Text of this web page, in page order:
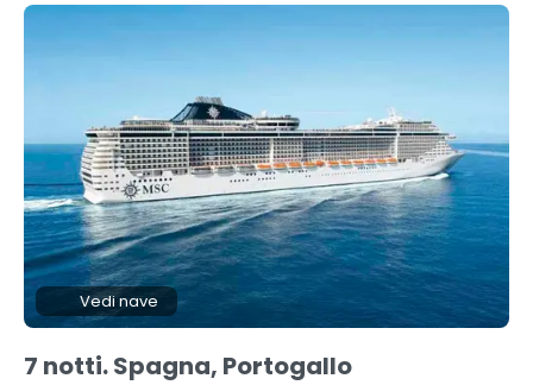
Vedi nave
7 notti. Spagna, Portogallo